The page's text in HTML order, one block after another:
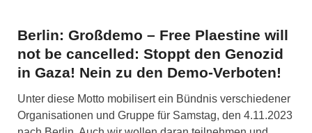
Berlin: Großdemo – Free Plaestine will
not be cancelled: Stoppt den Genozid
in Gaza! Nein zu den Demo-Verboten!
Unter diese Motto mobilisert ein Bündnis verschiedener
Organisationen und Gruppe für Samstag, den 4.11.2023